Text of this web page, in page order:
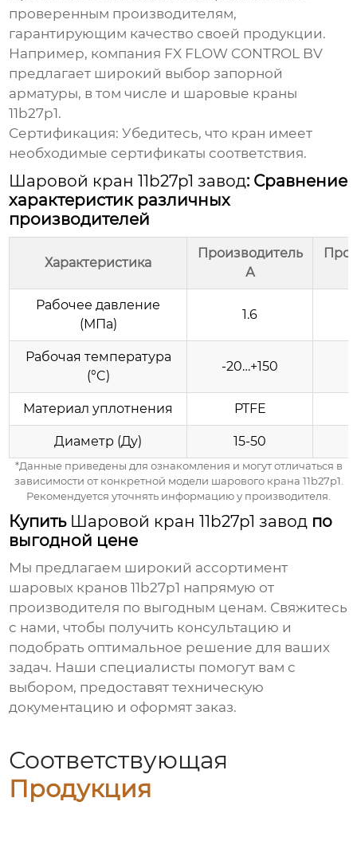
проверенным производителям,
гарантирующим качество своей продукции.
Например, компания FX FLOW CONTROL BV
предлагает широкий выбор запорной
арматуры, в том числе и шаровые краны
11b27p1.
Сертификация: Убедитесь, что кран имеет
необходимые сертификаты соответствия.
Шаровой кран 11b27p1 завод: Сравнение
характеристик различных
производителей
Характеристика
Производитель
А
Рабочее давление
(МПа)
1.6
Рабочая температура
(°C)
-20…+150
Материал уплотнения PTFE
Диаметр (Ду) 15-50
*Данные приведены для ознакомления и могут отличаться в
зависимости от конкретной модели шарового крана 11b27p1.
Рекомендуется уточнять информацию у производителя.
Купить Шаровой кран 11b27p1 завод по
выгодной цене
Мы предлагаем широкий ассортимент
шаровых кранов 11b27p1 напрямую от
производителя по выгодным ценам. Свяжитесь
с нами, чтобы получить консультацию и
подобрать оптимальное решение для ваших
задач. Наши специалисты помогут вам с
выбором, предоставят техническую
документацию и оформят заказ.
Соответствующая
Продукция